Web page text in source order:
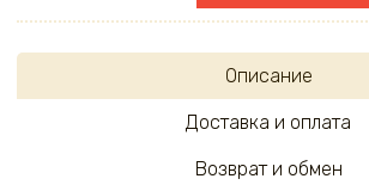
Описание
Доставка и оплата
Возврат и обмен